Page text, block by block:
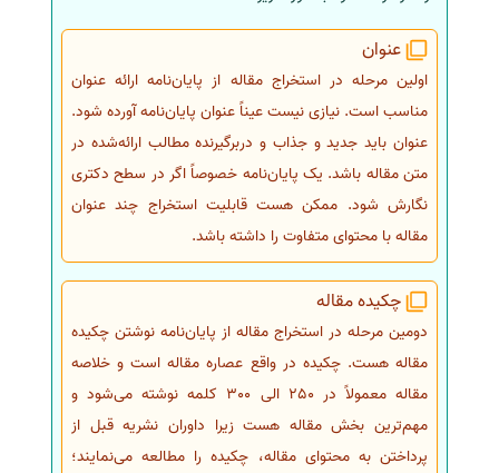
عنوان
اولین مرحله در استخراج مقاله از پایان‌نامه ارائه عنوان
مناسب است. نیازی نیست عیناً عنوان پایان‌نامه آورده شود.
عنوان باید جدید و جذاب و دربرگیرنده مطالب ارائه‌شده در
متن مقاله باشد. یک پایان‌نامه خصوصاً اگر در سطح دکتری
نگارش شود. ممکن هست قابلیت استخراج چند عنوان
مقاله با محتوای متفاوت را داشته باشد.
چکیده مقاله
دومین مرحله در استخراج مقاله از پایان‌نامه نوشتن چکیده
مقاله هست. چکیده در واقع عصاره مقاله است و خلاصه
مقاله معمولاً در 250 الی 300 کلمه نوشته می‌شود و
مهم‌ترین بخش مقاله هست زیرا داوران نشریه قبل از
پرداختن به محتوای مقاله، چکیده را مطالعه می‌نمایند؛